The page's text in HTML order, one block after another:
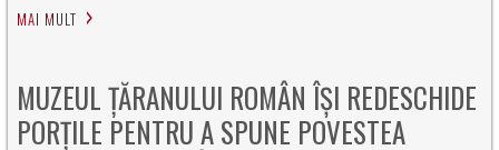
MAI MULT
MUZEUL ȚĂRANULUI ROMÂN ÎȘI REDESCHIDE
PORȚILE PENTRU A SPUNE POVESTEA